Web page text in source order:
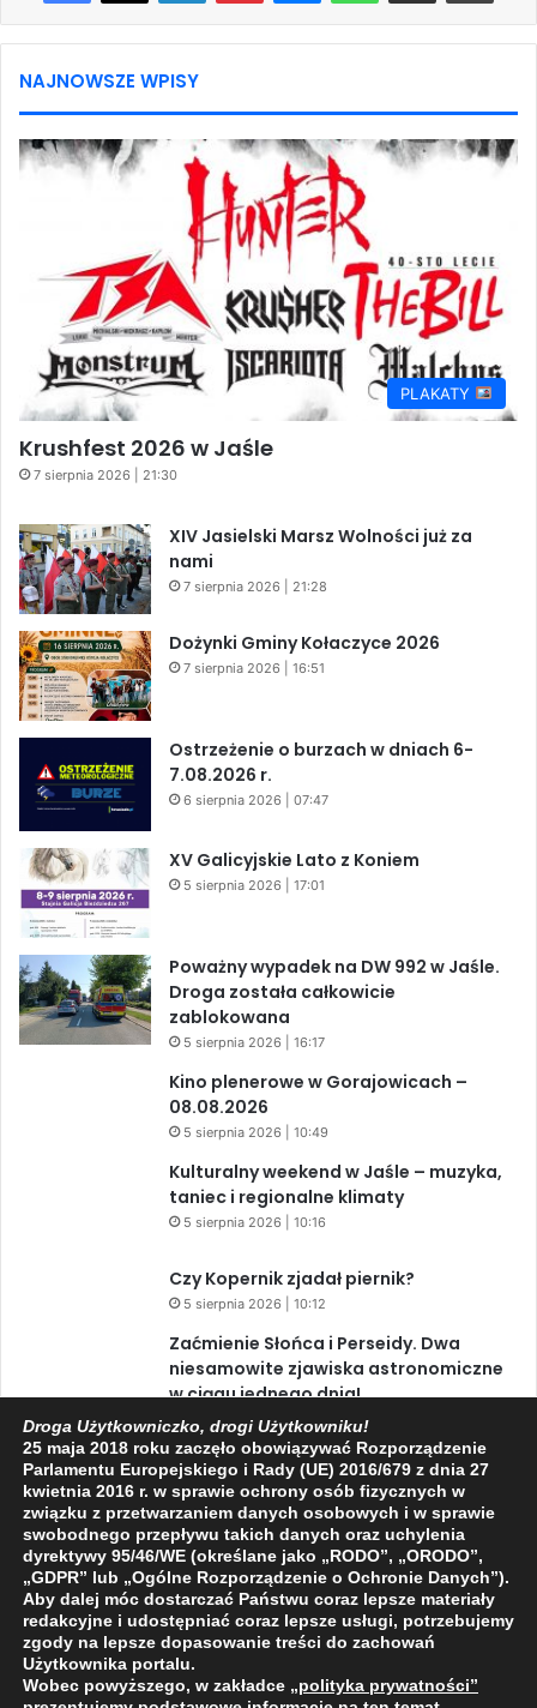
NAJNOWSZE WPISY
PLAKATY
Krushfest 2026 w Jaśle
7 sierpnia 2026 | 21:30
XIV Jasielski Marsz Wolności już za
nami
7 sierpnia 2026 | 21:28
Dożynki Gminy Kołaczyce 2026
7 sierpnia 2026 | 16:51
Ostrzeżenie o burzach w dniach 6-
7.08.2026 r.
6 sierpnia 2026 | 07:47
XV Galicyjskie Lato z Koniem
5 sierpnia 2026 | 17:01
Poważny wypadek na DW 992 w Jaśle.
Droga została całkowicie
zablokowana
5 sierpnia 2026 | 16:17
Kino plenerowe w Gorajowicach –
08.08.2026
5 sierpnia 2026 | 10:49
Kulturalny weekend w Jaśle – muzyka,
taniec i regionalne klimaty
5 sierpnia 2026 | 10:16
Czy Kopernik zjadał piernik?
5 sierpnia 2026 | 10:12
Zaćmienie Słońca i Perseidy. Dwa
niesamowite zjawiska astronomiczne
w ciągu jednego dnia!
3 sierpnia 2026 | 15:39
Facebook
X YouTube
2009 - 2026 © Wszelkie prawa zastrzeżone
O NAS
REDAKCJA POLITYKA PRYWATNOŚCI
Droga Użytkowniczko, drogi Użytkowniku!
25 maja 2018 roku zaczęło obowiązywać Rozporządzenie
Parlamentu Europejskiego i Rady (UE) 2016/679 z dnia 27
kwietnia 2016 r. w sprawie ochrony osób fizycznych w
związku z przetwarzaniem danych osobowych i w sprawie
swobodnego przepływu takich danych oraz uchylenia
dyrektywy 95/46/WE (określane jako „RODO”, „ORODO”,
„GDPR” lub „Ogólne Rozporządzenie o Ochronie Danych”).
Aby dalej móc dostarczać Państwu coraz lepsze materiały
redakcyjne i udostępniać coraz lepsze usługi, potrzebujemy
zgody na lepsze dopasowanie treści do zachowań
Użytkownika portalu.
Wobec powyższego, w zakładce „polityka prywatności”